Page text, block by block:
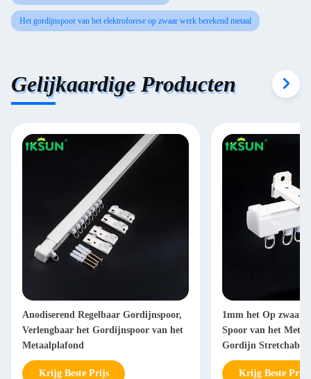
Het gordijnspoor van het elektroforese op zwaar werk berekend metaal
Gelijkaardige Producten
Anodiserend Regelbaar Gordijnspoor,
Verlengbaar het Gordijnspoor van het
Metaalplafond
Krijg Beste Prijs
1mm het Op zwaar
Spoor van het
Gordijn Stretchable
Krijg Beste Prijs